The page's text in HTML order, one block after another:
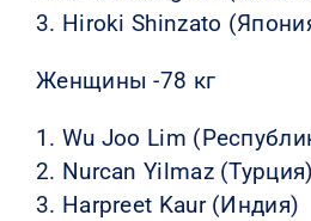
3. Hiroki Shinzato
Женщины -78 кг
1. Wu Joo Lim
2. Nurcan Yilmaz (Турция)
3. Harpreet Kaur (Индия)